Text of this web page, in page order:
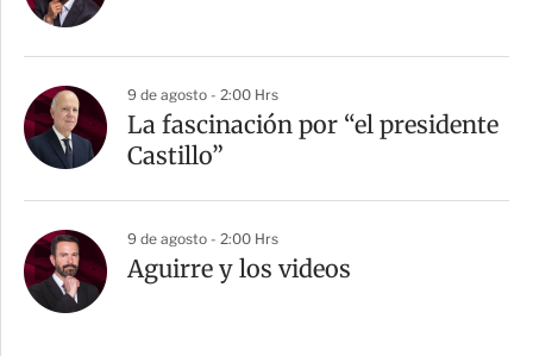
9 de agosto - 2:00 Hrs
La fascinación por “el presidente
Castillo”
9 de agosto - 2:00 Hrs
Aguirre y los videos